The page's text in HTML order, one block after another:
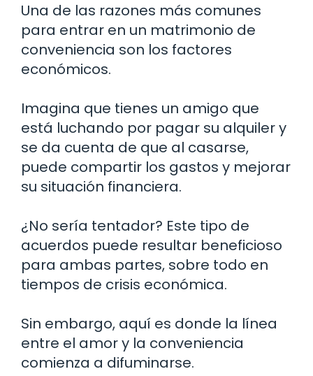
Una de las razones más comunes
para entrar en un matrimonio de
conveniencia son los factores
económicos.
Imagina que tienes un amigo que
está luchando por pagar su alquiler y
se da cuenta de que al casarse,
puede compartir los gastos y mejorar
su situación financiera.
¿No sería tentador? Este tipo de
acuerdos puede resultar beneficioso
para ambas partes, sobre todo en
tiempos de crisis económica.
Sin embargo, aquí es donde la línea
entre el amor y la conveniencia
comienza a difuminarse.